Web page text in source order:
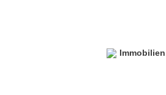
Immobilien